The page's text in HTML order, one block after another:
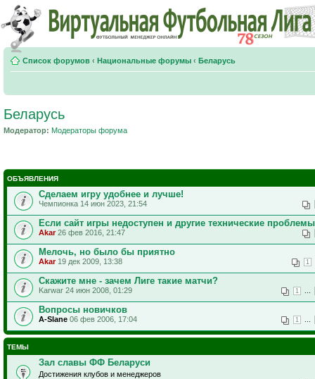
Список форумов ‹ Национальные форумы ‹ Беларусь
Беларусь
Модератор: Модераторы форума
ОБЪЯВЛЕНИЯ
Сделаем игру удобнее и лучше!
Чемпионка 14 июн 2023, 21:54
Если сайт игры недоступен и другие технические проблемы
Akar26 фев 2016, 21:47
Мелочь, но было бы приятно
1
Akar19 дек 2009, 13:38
Скажите мне - зачем Лиге такие матчи?
1
Karwar 24 июн 2008, 01:29
Вопросы новичков
1
A-Slane 06 фев 2006, 17:04
ТЕМЫ
Зал славы ФФ Беларуси
Достижения клубов и менеджеров